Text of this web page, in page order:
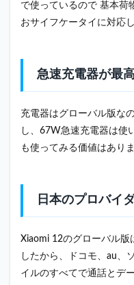
で使っているので 基本荷
おサイフケータイに対応
急速充電器が最
充電器はグローバル版な
し、67W急速充電器は使
も使ってみる価値はありま
日本のプロバイ
Xiaomi 12のグローバル版
したから、ドコモ、au、
イルのすべてで通話とデ